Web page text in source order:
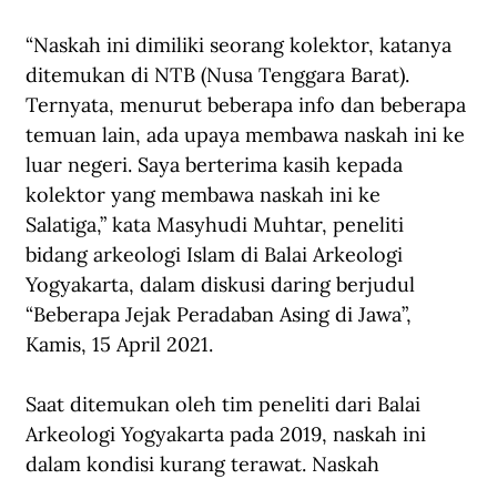
“Naskah ini dimiliki seorang kolektor, katanya
ditemukan di NTB (Nusa Tenggara Barat).
Ternyata, menurut beberapa info dan beberapa
temuan lain, ada upaya membawa naskah ini ke
luar negeri. Saya berterima kasih kepada
kolektor yang membawa naskah ini ke
Salatiga,” kata Masyhudi Muhtar, peneliti
bidang arkeologi Islam di Balai Arkeologi
Yogyakarta, dalam diskusi daring berjudul
“Beberapa Jejak Peradaban Asing di Jawa”,
Kamis, 15 April 2021.
Saat ditemukan oleh tim peneliti dari Balai
Arkeologi Yogyakarta pada 2019, naskah ini
dalam kondisi kurang terawat. Naskah